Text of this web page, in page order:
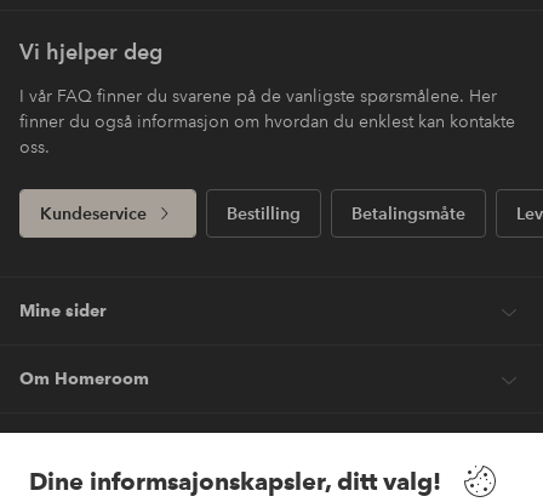
Dine informsajonskapsler, ditt valg!
Vi hjelper deg
I vår FAQ finner du svarene på de vanligste spørsmålene. Her
finner du også informasjon om hvordan du enklest kan kontakte
oss.
Kundeservice Bestilling Betalingsmåte
Mine sider
Om Homeroom